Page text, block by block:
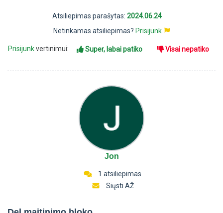
Atsiliepimas parašytas: 2024.06.24
Netinkamas atsiliepimas? Prisijunk
Prisijunkvertinimui: Super, labai patiko Visai nepatiko
Jon
1 atsiliepimas
Siųsti AŽ